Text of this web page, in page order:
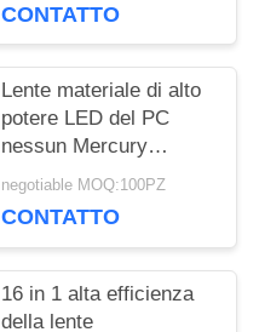
Cree X
CONTATTO
Lente materiale di alto
potere LED del PC
nessun Mercury
aggiunto per la
con la guarnizione del
negotiable MOQ:100PZ
CONTATTO
16 in 1 alta efficienza
della lente